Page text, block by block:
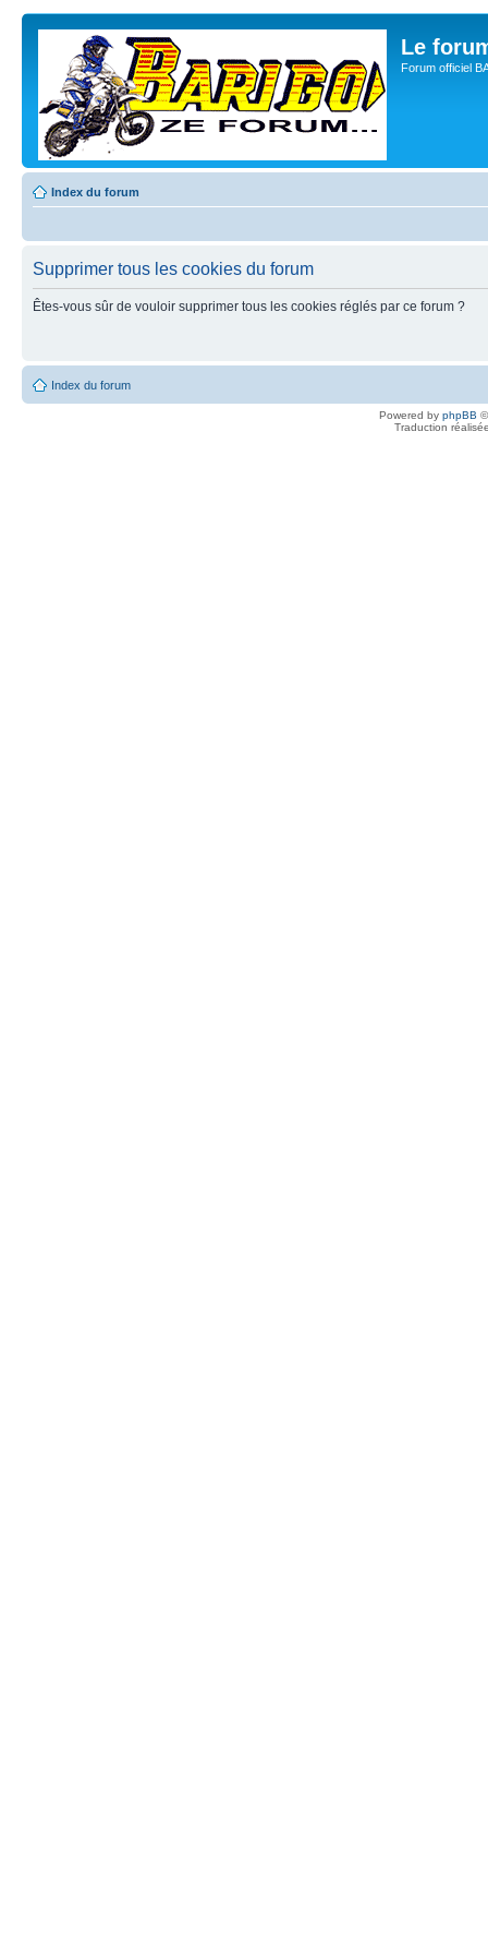
Le
Forum officiel
Index du forum
Supprimer tous les cookies du forum
Êtes-vous sûr de vouloir supprimer tous les cookies réglés par ce forum ?
Index du forum
Powered by phpBB
Traduction